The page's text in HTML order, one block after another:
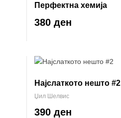
Перфектна хемија
380 ден
Најслаткото нешто #2
Џил Шелвис
390 ден